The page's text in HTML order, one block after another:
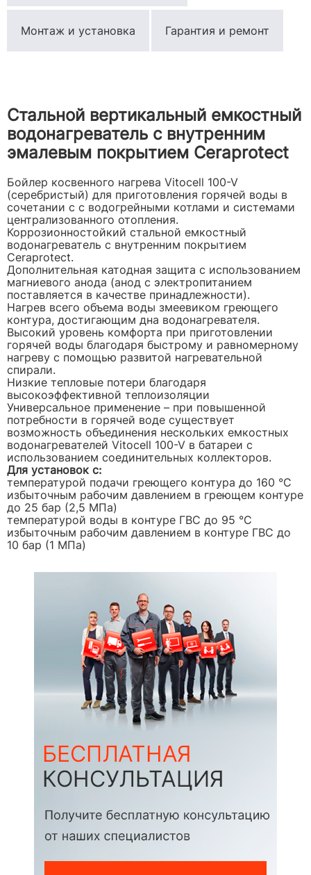
Монтаж и установка Гарантия и ремонт
Cтальной вертикальный емкостный
водонагреватель с внутренним
эмалевым покрытием Ceraprotect
Бойлер косвенного нагрева Vitocell 100-V
(серебристый) для приготовления горячей воды в
сочетании с с водогрейными котлами и системами
централизованного отопления.
Коррозионностойкий стальной емкостный
водонагреватель с внутренним покрытием
Ceraprotect.
Дополнительная катодная защита с использованием
магниевого анода (анод с электропитанием
поставляется в качестве принадлежности).
Нагрев всего объема воды змеевиком греющего
контура, достигающим дна водонагревателя.
Высокий уровень комфорта при приготовлении
горячей воды благодаря быстрому и равномерному
нагреву с помощью развитой нагревательной
спирали.
Низкие тепловые потери благодаря
высокоэффективной теплоизоляции
Универсальное применение – при повышенной
потребности в горячей воде существует
возможность объединения нескольких емкостных
водонагревателей Vitocell 100-V в батареи с
использованием соединительных коллекторов.
Для установок с:
температурой подачи греющего контура до 160 °C
избыточным рабочим давлением в греющем контуре
до 25 бар (2,5 МПа)
температурой воды в контуре ГВС до 95 °C
избыточным рабочим давлением в контуре ГВС до
10 бар (1 МПа)